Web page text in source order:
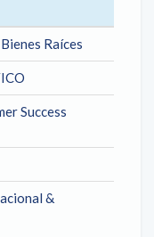
Raíces
Success
&